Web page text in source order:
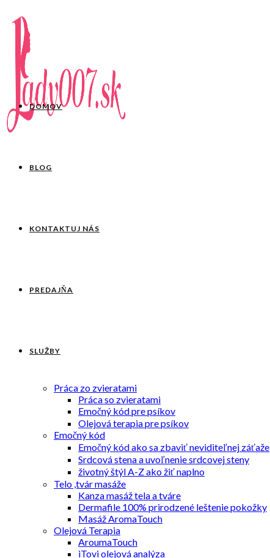
DOMOV
BLOG
KONTAKTUJ NÁS
PREDAJŇA
SLUŽBY
Práca zo zvieratami
Práca so zvieratami
Emočný kód pre psíkov
Olejová terapia pre psíkov
Emočný kód
Emočný kód ako sa zbaviť neviditeľnej záťaže
Srdcová stena a uvoľnenie srdcovej steny
životný štýl A-Z ako žiť naplno
Telo ,tvár masáže
Kanza masáž tela a tváre
Dermafile 100% prirodzené leštenie pokožky
Masáž AromaTouch
Olejová Terapia
AroumaTouch
iTovi olejová analýza